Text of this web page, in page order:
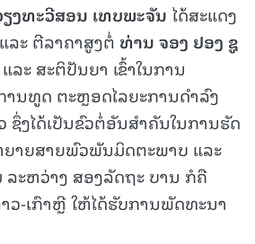
ງທະວີສອນ ເທບພະຈັນ ໄດ້ສະແດງ
ລະ ຕີລາຄາສູງຕໍ່ ທ່ານ ຈອງ ຢອງ ຊູ
ລະ ສະຕິປັນຍາ ເຂົ້າໃນການ
ານທູດ ຕະຫຼອດໄລຍະການດຳລົງ
ງໄດ້ເປັນຂົວຕໍ່ອັນສຳຄັນໃນການຮັດ
າຍສາຍພົວພັນມິດຕະພາບ ແລະ
ະຫວ່າງ ສອງລັດຖະ ບານ ກໍຄື
ວ-ເກົາຫຼີ ໃຫ້ໄດ້ຮັບການພັດທະນາ